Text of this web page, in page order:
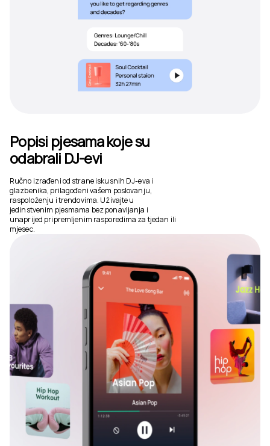
Popisi pjesama koje su
odabrali DJ-evi
Ručno izrađeni od strane iskusnih DJ-eva i
glazbenika, prilagođeni vašem poslovanju,
raspoloženju i trendovima. Uživajte u
jedinstvenim pjesmama bez ponavljanja i
unaprijed pripremljenim rasporedima za tjedan ili
mjesec.